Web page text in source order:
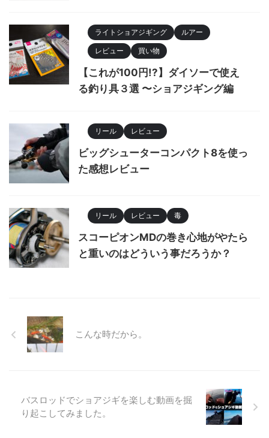
ライトショアジギング ルアー
レビュー 買い物
【これが100円!?】ダイソーで使え
る釣り具３選 〜ショアジギング編
リール レビュー
ビッグシューターコンパクト8を使っ
た感想レビュー
リール レビュー 毒
スコーピオンMDの巻き心地がやたら
と重いのはどういう事だろうか？
こんな時だから。
バスロッドでショアジギを楽しむ動画を掘
り起こしてみました。